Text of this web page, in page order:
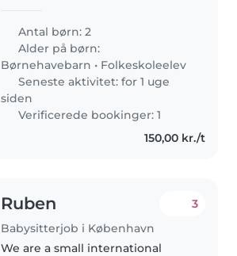
music, bike rides, playground
adventures and cozy evenings at
home. Looking for a kind..
Antal børn: 2
Alder på børn:
Børnehavebarn • Folkeskoleelev
Seneste aktivitet: for 1 uge
siden
Verificerede bookinger: 1
150,00 kr./t
Ruben
Babysitterjob i København
3
We are a small international